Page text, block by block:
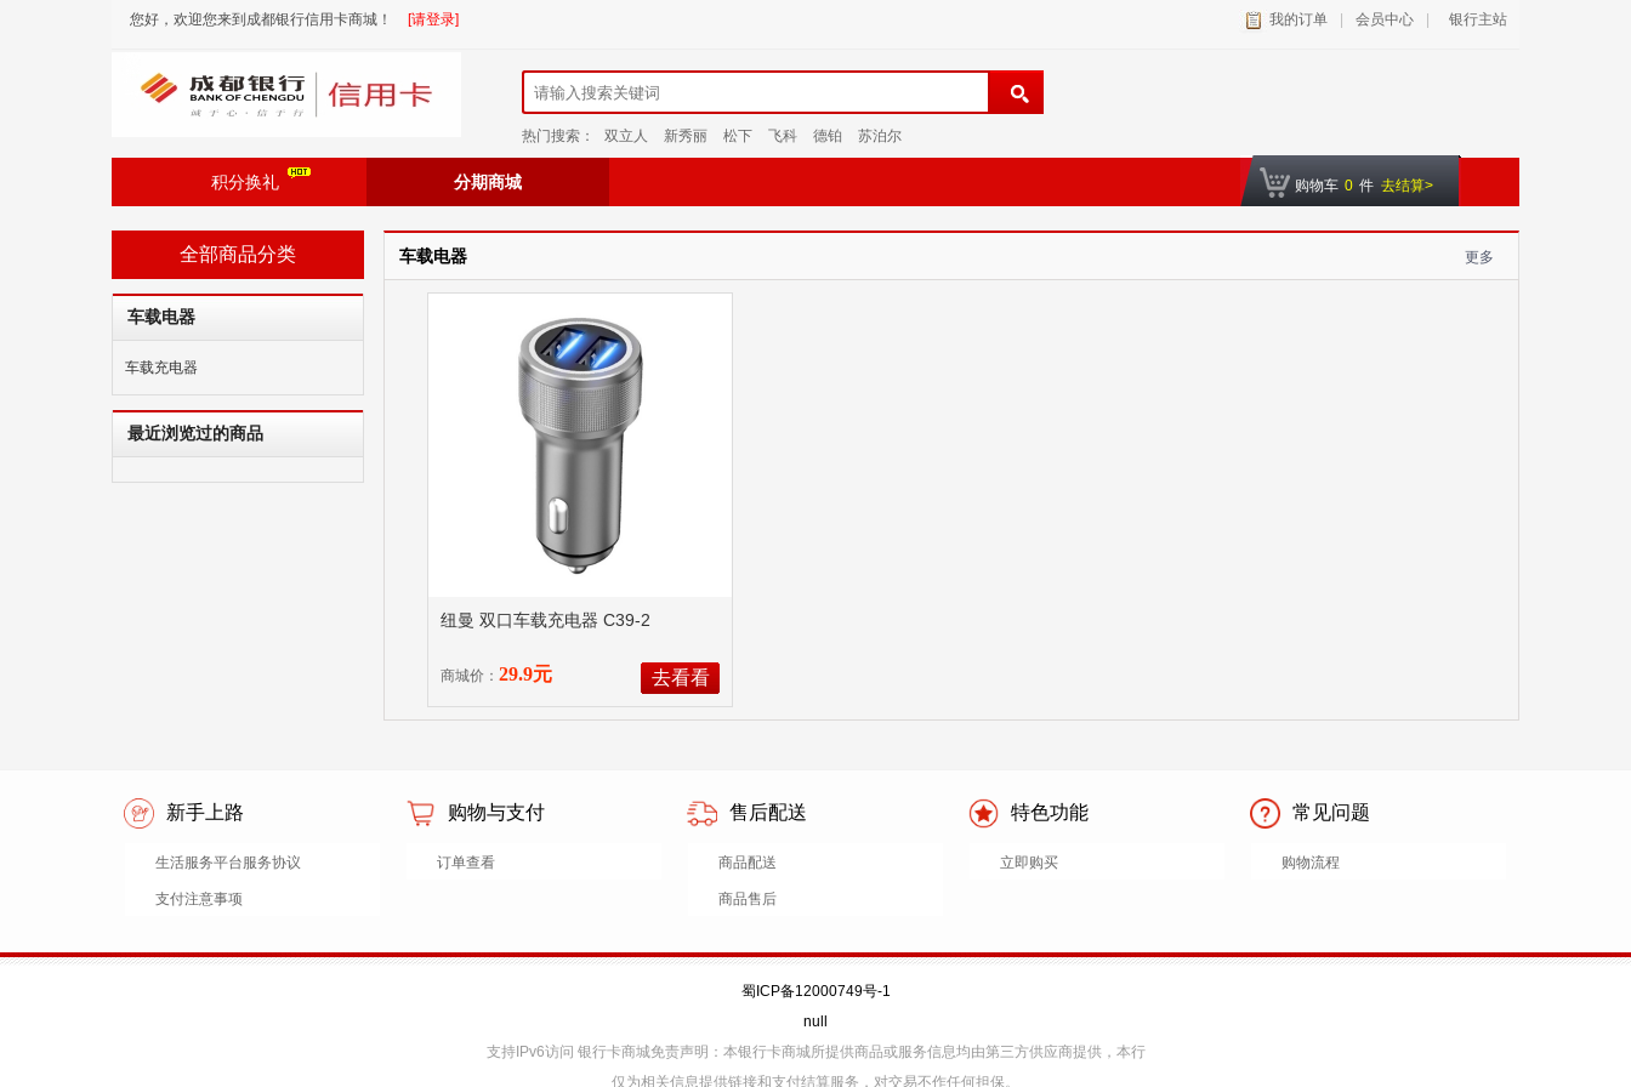
您好，欢迎您来到成都银行信用卡商城！ [请登录] 我的订单 会员中心 银行主站
热门搜索： 双立人 新秀丽 松下 飞科 德铂 苏泊尔
积分换礼 分期商城 购物车 0 件 去结算>
全部商品分类
车载电器
车载充电器
最近浏览过的商品
车载电器 更多
纽曼 双口车载充电器 C39-2
商城价： 29.9元 去看看
新手上路
生活服务平台服务协议
支付注意事项
购物与支付
订单查看
售后配送
商品配送
商品售后
特色功能
立即购买
常见问题
购物流程
蜀ICP备12000749号-1
null
支持IPv6访问 银行卡商城免责声明：本银行卡商城所提供商品或服务信息均由第三方供应商提供，本行
仅为相关信息提供链接和支付结算服务，对交易不作任何担保。